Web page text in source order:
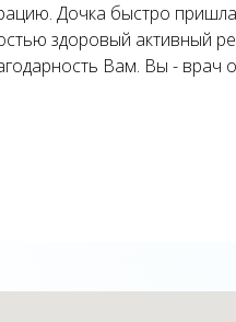
Дочка быстро
здоровый активный
Вам. Вы - врач